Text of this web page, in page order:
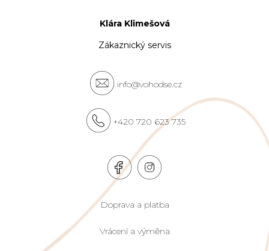
Klára Klimešová
Zákaznický servis
info@vohodse.cz
+420 720 623 735
Doprava a platba
Vrácení a výměna